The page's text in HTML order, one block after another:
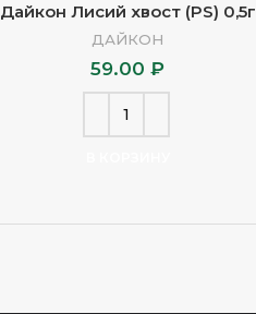
Дайкон Лисий хвост (PS) 0,5г
ДАЙКОН
59.00₽